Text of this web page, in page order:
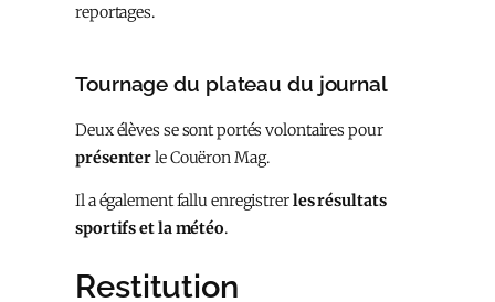
reportages.
Tournage du plateau du journal
Deux élèves se sont portés volontaires pour
présenterle Couëron Mag.
Il a également fallu enregistrerles résultats
sportifs et la météo.
Restitution